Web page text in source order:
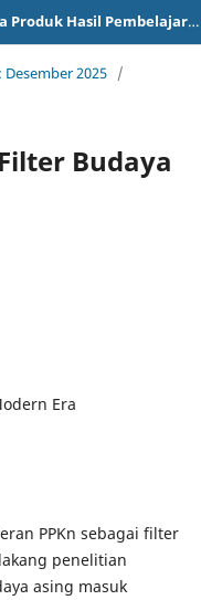
Seminar Nasional dan Gelar Karya Produk Hasil Pembelajaran
Desember 2025 /
Budaya
Era
PPKn sebagai filter
penelitian
asing masuk